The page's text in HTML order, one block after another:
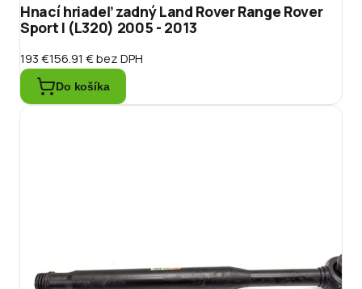
Hnací hriadeľ zadný Land Rover Range Rover
Sport I (L320) 2005 - 2013
193 €156.91 €bez DPH
Do košíka